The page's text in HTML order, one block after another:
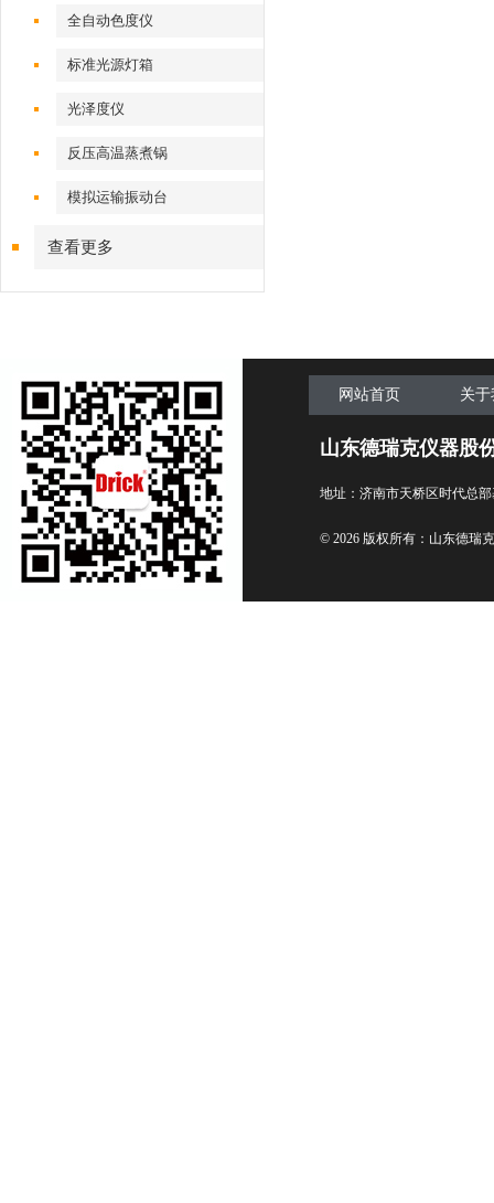
全自动色度仪
标准光源灯箱
光泽度仪
反压高温蒸煮锅
模拟运输振动台
查看更多
网站首页 关
山东德瑞克仪器股
地址：济南市天桥区时代总
© 2026 版权所有：山东德瑞